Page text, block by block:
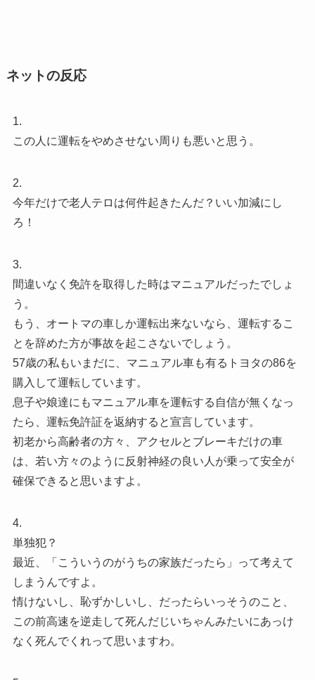
ネットの反応
1.
この人に運転をやめさせない周りも悪いと思う。
2.
今年だけで老人テロは何件起きたんだ？いい加減にし
ろ！
3.
間違いなく免許を取得した時はマニュアルだったでしょ
う。
もう、オートマの車しか運転出来ないなら、運転するこ
とを辞めた方が事故を起こさないでしょう。
57歳の私もいまだに、マニュアル車も有るトヨタの86を
購入して運転しています。
息子や娘達にもマニュアル車を運転する自信が無くなっ
たら、運転免許証を返納すると宣言しています。
初老から高齢者の方々、アクセルとブレーキだけの車
は、若い方々のように反射神経の良い人が乗って安全が
確保できると思いますよ。
4.
単独犯？
最近、「こういうのがうちの家族だったら」って考えて
しまうんですよ。
情けないし、恥ずかしいし、だったらいっそうのこと、
この前高速を逆走して死んだじいちゃんみたいにあっけ
なく死んでくれって思いますわ。